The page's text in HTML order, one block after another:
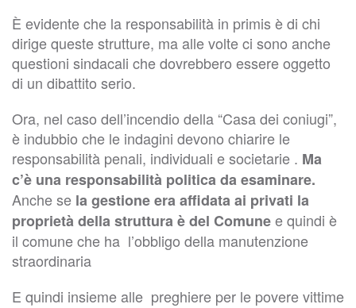
È evidente che la responsabilità in primis è di chi
dirige queste strutture, ma alle volte ci sono anche
questioni sindacali che dovrebbero essere oggetto
di un dibattito serio.
Ora, nel caso dell’incendio della “Casa dei coniugi”,
è indubbio che le indagini devono chiarire le
responsabilità penali, individuali e societarie . Ma
c’è una responsabilità politica da esaminare.
Anche se la gestione era affidata ai privati la
proprietà della struttura è del Comunee quindi è
il comune che ha l’obbligo della manutenzione
straordinaria
E quindi insieme alle preghiere per le povere vittime